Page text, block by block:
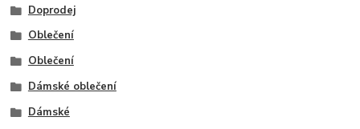
Doprodej
Oblečení
Oblečení
Dámské oblečení
Dámské